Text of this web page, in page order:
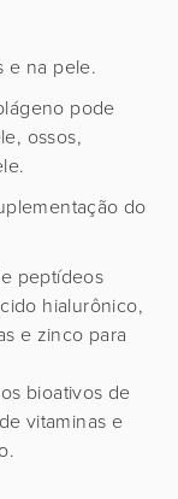
e na pele.
pode
ossos,
do
peptídeos
hialurônico,
e zinco para
bioativos de
vitaminas e